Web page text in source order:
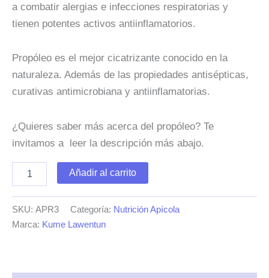
a combatir alergias e infecciones respiratorias y
tienen potentes activos antiinflamatorios.
Propóleo es el mejor cicatrizante conocido en la
naturaleza. Además de las propiedades antisépticas,
curativas antimicrobiana y antiinflamatorias.
¿Quieres saber más acerca del propóleo? Te
invitamos a leer la descripción más abajo.
Propóleos
Macerado
hierbas
medicinales
30ml
Añadir al carrito
SKU: APR3 Categoría: Nutrición Apícola
Marca: Kume Lawentun